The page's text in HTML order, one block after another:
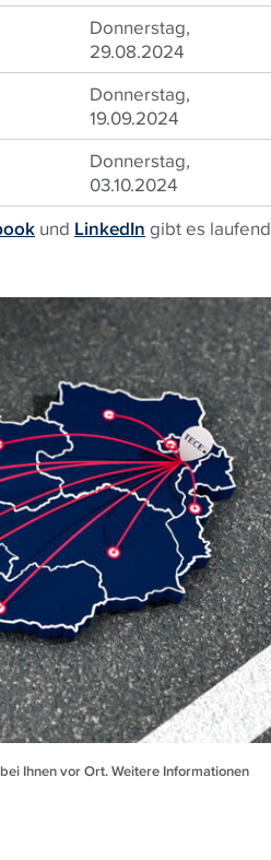
Donnerstag,
29.08.2024
Donnerstag,
19.09.2024
Donnerstag,
03.10.2024
und LinkedIn gibt es laufend
Ihnen vor Ort. Weitere Informationen